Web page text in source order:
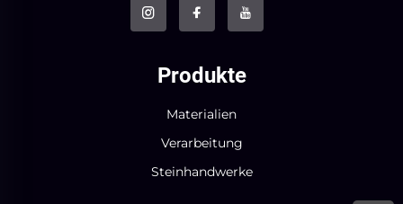
Produkte
Materialien
Verarbeitung
Steinhandwerke